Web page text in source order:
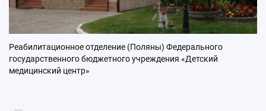
Реабилитационное отделение (Поляны) Федерального
государственного бюджетного учреждения «Детский
медицинский центр»